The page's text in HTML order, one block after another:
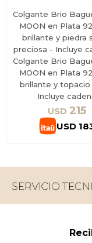
Colgante Brio
MOON en Plata
brillante y piedra
preciosa - Incluye
Colgante Brio
MOON en Plata
brillante y topacio
Incluye
USD 215
USD